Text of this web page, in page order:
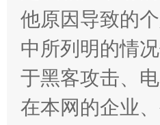
他原因导致的
中所列明的情
于黑客攻击、
在本网的企业